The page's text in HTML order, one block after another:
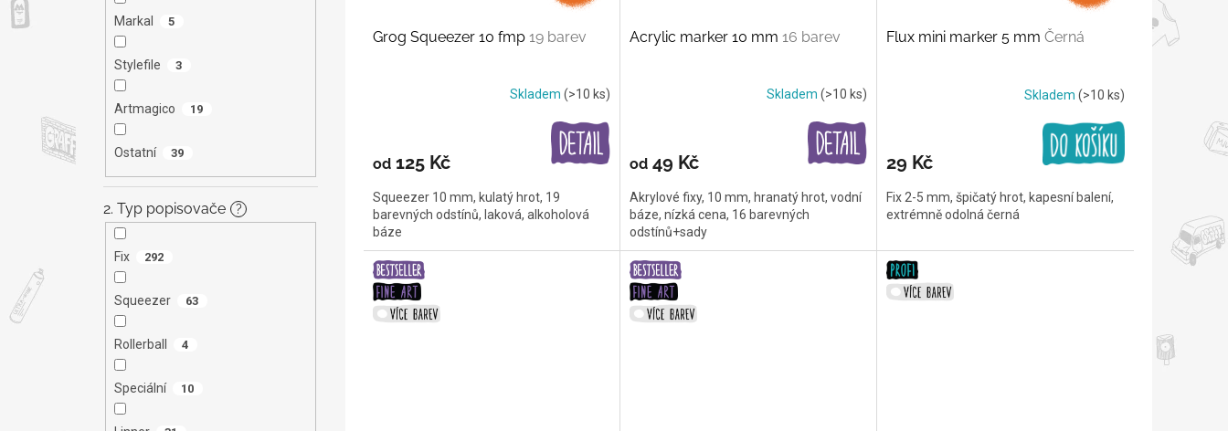
Markal 5
Stylefile 3
Artmagico 19
Ostatní 39
2. Typ popisovače ?
Fix 292
Squeezer 63
Rollerball 4
Speciální 10
Grog Squeezer 10 fmp 19 barev
Skladem (>10 ks)
od 125 Kč
Squeezer 10 mm, kulatý hrot, 19
barevných odstínů, laková, alkoholová
báze
Acrylic marker 10 mm 16 barev
Skladem (>10 ks)
od49 Kč
Akrylové fixy, 10 mm, hranatý hrot, vodní
báze, nízká cena, 16 barevných
odstínů+sady
Flux mini marker 5 mm Černá
Skladem (>10 ks)
29 Kč
Fix 2-5 mm, špičatý hrot, kapesní balení,
extrémně odolná černá